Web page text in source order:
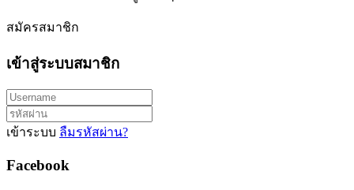
สมัครสมาชิก
เข้าสู่ระบบสมาชิก
เข้าระบบ ลืมรหัสผ่าน?
Facebook